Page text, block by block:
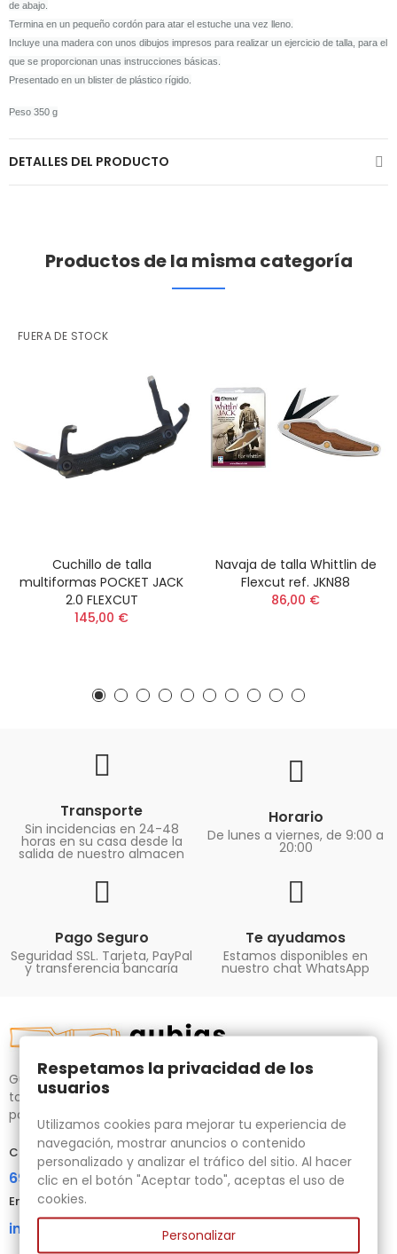
de abajo.
Termina en un pequeño cordón para atar el estuche una vez lleno.
Incluye una madera con unos dibujos impresos para realizar un ejercicio de talla, para el
que se proporcionan unas instrucciones básicas.
Presentado en un blister de plástico rígido.
Peso 350 g
DETALLES DEL PRODUCTO
Productos de la misma categoría
FUERA DE STOCK
Cuchillo de talla
multiformas POCKET JACK
2.0 FLEXCUT
145,00 €
Navaja de talla Whittlin de
Flexcut ref. JKN88
86,00 €
Transporte
Sin incidencias en 24-48
horas en su casa desde la
salida de nuestro almacen
Horario
De lunes a viernes, de 9:00 a
20:00
Pago Seguro
Seguridad SSL. Tarjeta, PayPal
y transferencia bancaria
Te ayudamos
Estamos disponibles en
nuestro chat WhatsApp
Gubias.com.es, tu tienda especializada en talla de madera,
tornos para bricolaje y maquinaria para la madera auxiliar
para tus necesidades.
Contacta con nosotros
696 95 85 58
Email
info@gubias.com.es
Respetamos la privacidad de los
usuarios
Utilizamos cookies para mejorar tu experiencia de
navegación, mostrar anuncios o contenido
personalizado y analizar el tráfico del sitio. Al hacer
clic en el botón "Aceptar todo", aceptas el uso de
cookies.
Personalizar